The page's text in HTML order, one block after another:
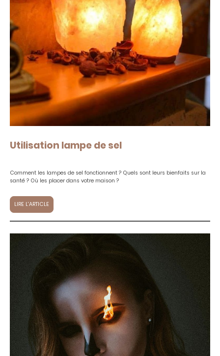
Utilisation lampe de sel
Comment les lampes de sel fonctionnent ? Quels sont leurs bienfaits sur la
santé ? Où les placer dans votre maison ?
LIRE L'ARTICLE